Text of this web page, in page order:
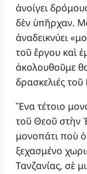
ἀνοίγει
δὲν ὑπῆρχαν.
ἀναδεικνύει
τοῦ ἔργου καὶ
ἀκολουθοῦμε
δρασκελιές τοῦ
Ἕνα τέτοιο
τοῦ Θεοῦ στὴν
μονοπάτι ποὺ
ξεχασμένο
Τανζανίας, σὲ